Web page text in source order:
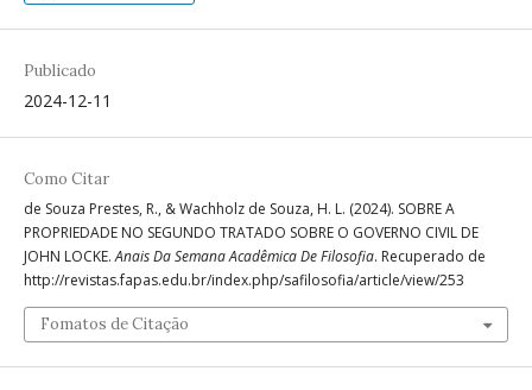
Publicado
2024-12-11
Como Citar
de Souza Prestes, R., & Wachholz de Souza, H. L. (2024). SOBRE A
PROPRIEDADE NO SEGUNDO TRATADO SOBRE O GOVERNO CIVIL DE
JOHN LOCKE.Anais Da Semana Acadêmica De Filosofia. Recuperado de
http://revistas.fapas.edu.br/index.php/safilosofia/article/view/253
Fomatos de Citação